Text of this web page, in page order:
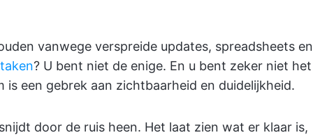
vanwege verspreide updates, spreadsheets en
? U bent niet de enige. En u bent zeker niet het
is een gebrek aan zichtbaarheid en duidelijkheid.
door de ruis heen. Het laat zien wat er klaar is,